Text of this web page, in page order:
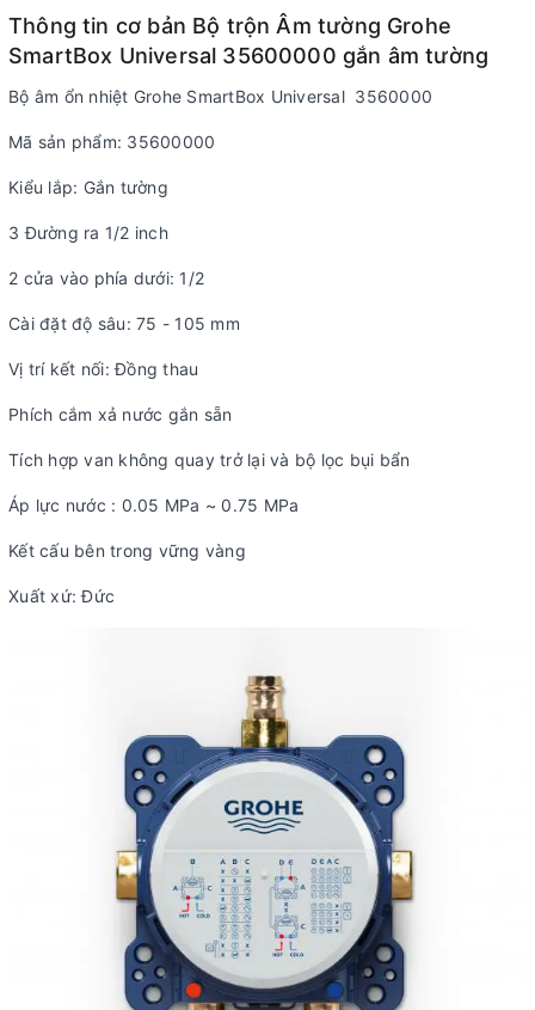
Thông tin cơ bản Bộ trộn Âm tường Grohe
SmartBox Universal 35600000 gắn âm tường
Bộ âm ổn nhiệt Grohe SmartBox Universal 3560000
Mã sản phẩm: 35600000
Kiểu lắp: Gắn tường
3 Đường ra 1/2 inch
2 cửa vào phía dưới: 1/2
Cài đặt độ sâu: 75 - 105 mm
Vị trí kết nối: Đồng thau
Phích cắm xả nước gắn sẵn
Tích hợp van không quay trở lại và bộ lọc bụi bẩn
Áp lực nước : 0.05 MPa ~ 0.75 MPa
Kết cấu bên trong vững vàng
Xuất xứ: Đức